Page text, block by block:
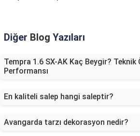
Diğer Blog Yazıları
Tempra 1.6 SX-AK Kaç Beygir? Teknik
Performansı
En kaliteli salep hangi saleptir?
Avangarda tarzı dekorasyon nedir?